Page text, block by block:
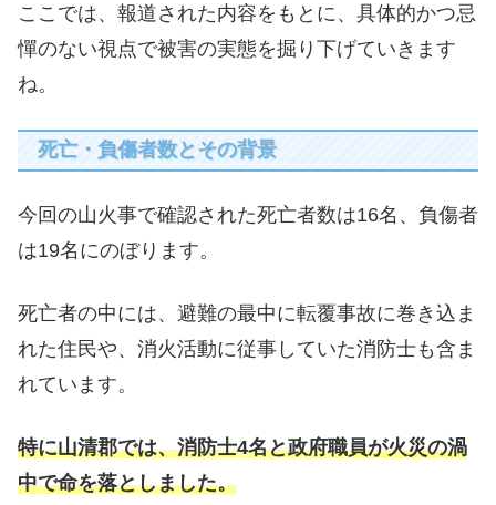
ここでは、報道された内容をもとに、具体的かつ忌
憚のない視点で被害の実態を掘り下げていきます
ね。
死亡・負傷者数とその背景
今回の山火事で確認された死亡者数は16名、負傷者
は19名にのぼります。
死亡者の中には、避難の最中に転覆事故に巻き込ま
れた住民や、消火活動に従事していた消防士も含ま
れています。
特に山清郡では、消防士4名と政府職員が火災の渦
中で命を落としました。